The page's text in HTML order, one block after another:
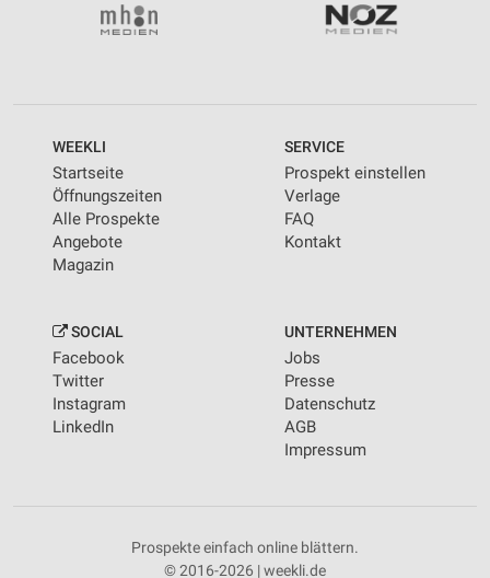
WEEKLI
Startseite
Öffnungszeiten
Alle Prospekte
Angebote
Magazin
SERVICE
Prospekt einstellen
Verlage
FAQ
Kontakt
SOCIAL
Facebook
Twitter
Instagram
LinkedIn
UNTERNEHMEN
Jobs
Presse
Datenschutz
AGB
Impressum
Prospekte einfach online blättern.
© 2016-2026 | weekli.de